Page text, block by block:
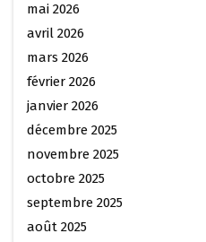
mai 2026
avril 2026
mars 2026
février 2026
janvier 2026
décembre 2025
novembre 2025
octobre 2025
septembre 2025
août 2025